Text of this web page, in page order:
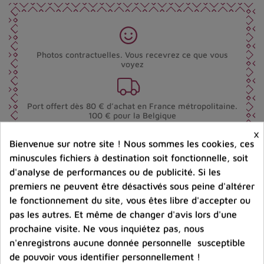
Photos contractuelles. Vous recevrez ce que vous
voyez
Port offert dès 80 € d’achat en France métropolitaine.
100 € pour la Belgique
Entreprise éco-responsable.
Bijoux argent fabriqués sans émission de gaz
carbonique
Partager :
×
Bienvenue sur notre site ! Nous sommes les cookies, ces
minuscules fichiers à destination soit fonctionnelle, soit
d'analyse de performances ou de publicité. Si les
premiers ne peuvent être désactivés sous peine d'altérer
le fonctionnement du site, vous êtes libre d'accepter ou
pas les autres. Et même de changer d'avis lors d'une
prochaine visite. Ne vous inquiétez pas, nous
n'enregistrons aucune donnée personnelle susceptible
de pouvoir vous identifier personnellement !